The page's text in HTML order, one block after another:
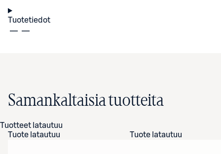
Tuotetiedot
Samankaltaisia tuotteita
Tuotteet latautuu
Tuote latautuu
Tuote latautuu